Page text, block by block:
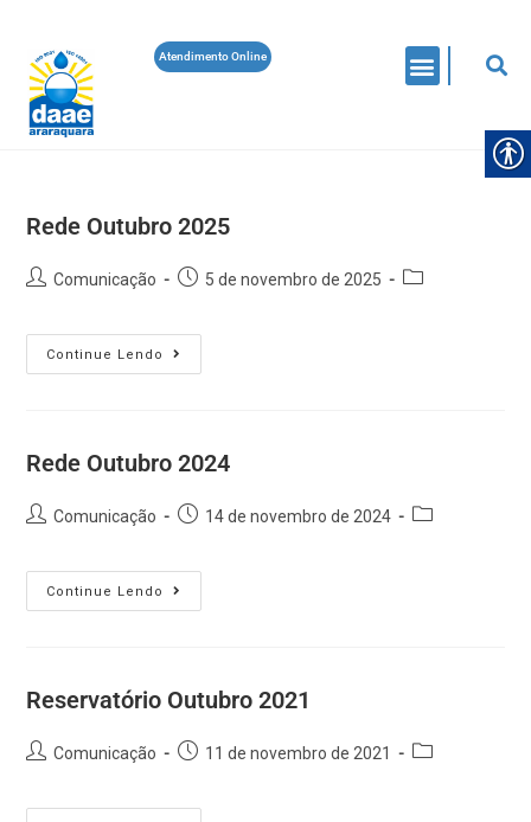
Atendimento Online
Rede Outubro 2025
Comunicação 5 de novembro de 2025
Continue Lendo
Rede Outubro 2024
Comunicação 14 de novembro de 2024
Continue Lendo
Reservatório Outubro 2021
Comunicação 11 de novembro de 2021